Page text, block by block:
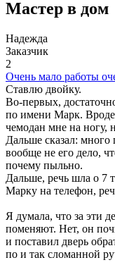
Мастер в дом
Надежда
Заказчик
2
Очень мало работы
Ставлю двойку.
Во-первых,
по имени Марк.
чемодан мне на ногу,
Дальше сказал:
вообще не его дело,
почему пыльно.
Дальше, речь шла о 7
Марку на телефон,
Я думала, что за эти
поменяют. Нет, он
и поставил дверь
по и так сломанной